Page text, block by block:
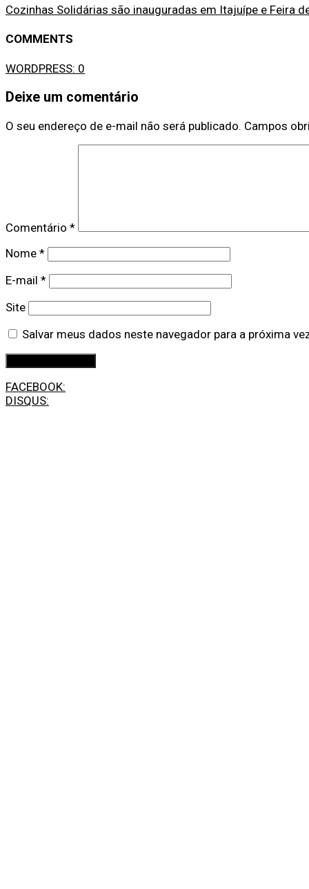
Cozinhas Solidárias são inauguradas em Itajuípe e Feira
COMMENTS
WORDPRESS: 0
Deixe um comentário
O seu endereço de e-mail não será publicado. Campos
Comentário *
Nome *
E-mail *
Site
Salvar meus dados neste navegador para a próxima
FACEBOOK:
DISQUS: